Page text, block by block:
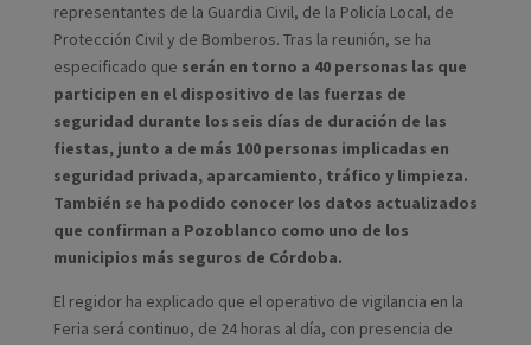
representantes de la Guardia Civil, de la Policía Local, de
Protección Civil y de Bomberos. Tras la reunión, se ha
especificado que serán en torno a 40 personas las que
participen en el dispositivo de las fuerzas de
seguridad durante los seis días de duración de las
fiestas, junto a de más 100 personas implicadas en
seguridad privada, aparcamiento, tráfico y limpieza.
También se ha podido conocer los datos actualizados
que confirman a Pozoblanco como uno de los
municipios más seguros de Córdoba.
El regidor ha explicado que el operativo de vigilancia en la
Feria será continuo, de 24 horas al día, con presencia de